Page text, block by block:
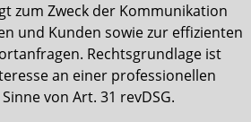
zum Zweck der Kommunikation
und Kunden sowie zur effizienten
Rechtsgrundlage ist
an einer professionellen
von Art. 31 revDSG.